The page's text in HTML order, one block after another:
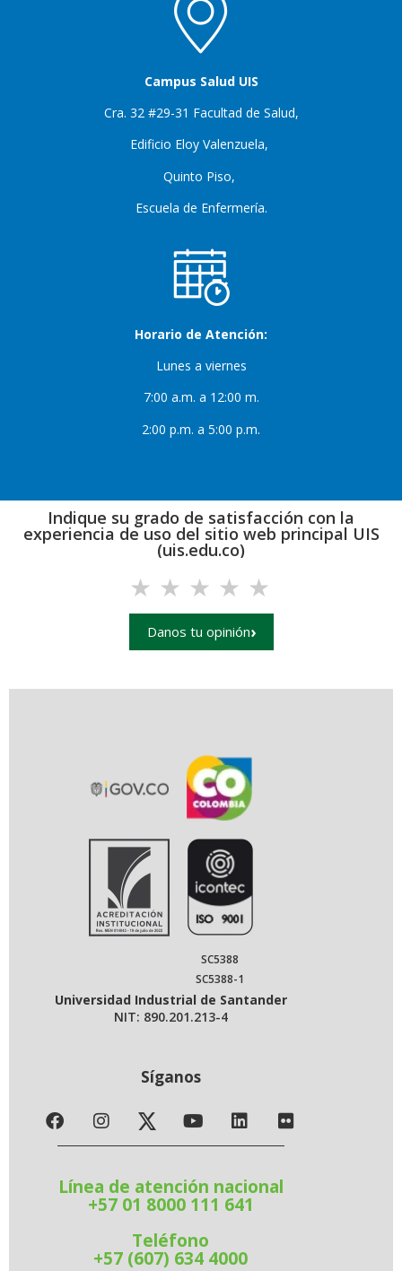
Campus Salud UIS
Cra. 32 #29-31 Facultad de Salud,
Edificio Eloy Valenzuela,
Quinto Piso,
Escuela de Enfermería.
Horario de Atención:
Lunes a viernes
7:00 a.m. a 12:00 m.
2:00 p.m. a 5:00 p.m.
Indique su grado de satisfacción con la
experiencia de uso del sitio web principal UIS
(uis.edu.co)